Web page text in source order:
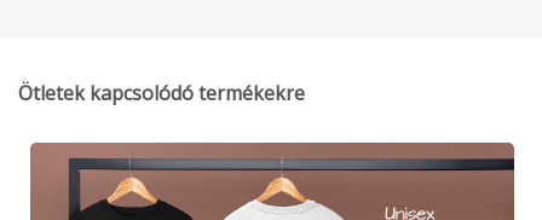
Ötletek kapcsolódó termékekre